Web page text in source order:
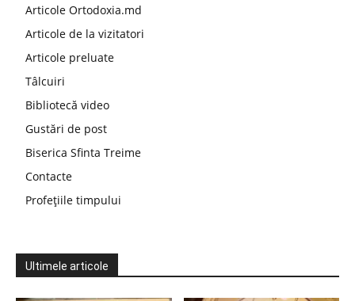
Articole Ortodoxia.md
Articole de la vizitatori
Articole preluate
Tâlcuiri
Bibliotecă video
Gustări de post
Biserica Sfinta Treime
Contacte
Profețiile timpului
Ultimele articole